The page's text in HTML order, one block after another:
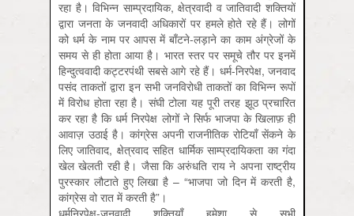
रहा है। विभिन्न साम्प्रदायिक, क्षेत्रवादी व जातिवादी शक्तियों
द्वारा जनता के जनवादी अधिकारों पर हमले होते रहे हैं। लोगों
को धर्म के नाम पर आपस में बाँटने-लड़ाने का काम अंग्रेजों के
समय से ही होता आया है। भारत स्तर पर समूचे तौर पर इनमें
हिन्दुत्ववादी कट्टरपंथी सबसे आगे रहे हैं। धर्म-निरपेक्ष, जनवाद
पसंद ताकतों द्वारा इन सभी जनविरोधी ताकतों का विभिन्न रूपों
में विरोध होता रहा है। संघी टोला यह पूरी तरह झूठ प्रचारित
कर रहा है कि धर्म निरपेक्ष लोगों ने सिर्फ भाजपा के खिलाफ़ ही
आवाज़ उठाई है। कांग्रेस अपनी राजनीतिक रोटियाँ सेंकने के
लिए जातिवाद, क्षेत्रवाद सहित धार्मिक साम्प्रदायिकता का गंदा
खेल खेलती रही है। जैसा कि अरुंधति राय ने अपना राष्ट्रीय
पुरस्कार लौटाते हुए लिखा है – “भाजपा जो दिन में करती है,
कांग्रेस वो रात में करती है”।